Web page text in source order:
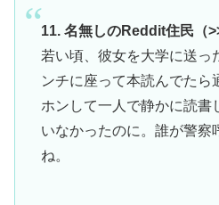
11. 名無しのReddit住民（
若い頃、彼女を大学に送っ
ンチに座って本読んでたら
ホンして一人で静かに読書
いなかったのに。誰が警察
ね。